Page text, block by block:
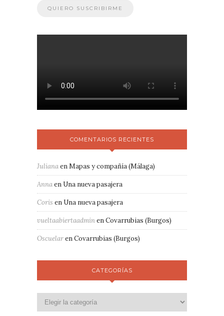
COMENTARIOS RECIENTES
JulianaenMapas y compañía (Málaga)
Annaen Una nueva pasajera
Coris en Una nueva pasajera
vueltaabiertaadminenCovarrubias (Burgos)
OscuelarenCovarrubias (Burgos)
CATEGORÍAS